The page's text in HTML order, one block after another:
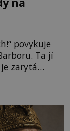
povykuje
Ta jí
zarytá
A každá z
hradu
má